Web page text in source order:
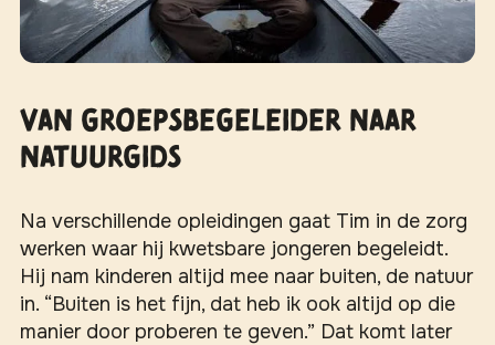
Van groepsbegeleider naar
natuurgids
Na verschillende opleidingen gaat Tim in de zorg
werken waar hij kwetsbare jongeren begeleidt.
Hij nam kinderen altijd mee naar buiten, de natuur
in. “Buiten is het fijn, dat heb ik ook altijd op die
manier door proberen te geven.” Dat komt later